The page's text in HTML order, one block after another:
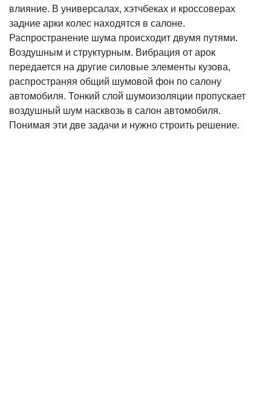
влияние. В универсалах, хэтчбеках и кроссоверах
задние арки колес находятся в салоне.
Распространение шума происходит двумя путями.
Воздушным и структурным. Вибрация от арок
передается на другие силовые элементы кузова,
распространяя общий шумовой фон по салону
автомобиля. Тонкий слой шумоизоляции пропускает
воздушный шум насквозь в салон автомобиля.
Понимая эти две задачи и нужно строить решение.